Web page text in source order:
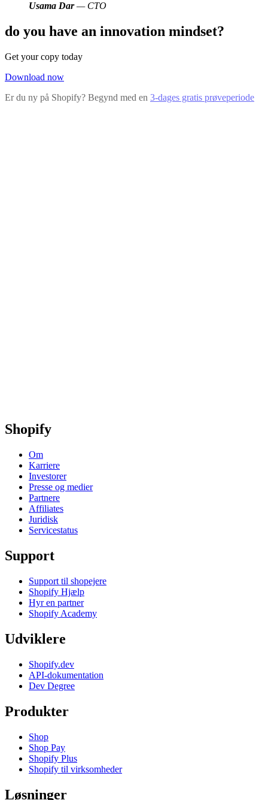
Usama Dar— CTO
do you have an innovation mindset?
Get your copy today
Download now
Er du ny på Shopify? Begynd med en 3-dages gratis prøveperiode
Shopify
Om
Karriere
Investorer
Presse og medier
Partnere
Affiliates
Juridisk
Servicestatus
Support
Support til shopejere
Shopify Hjælp
Hyr en partner
Shopify Academy
Udviklere
Shopify.dev
API-dokumentation
Dev Degree
Produkter
Shop
Shop Pay
Shopify Plus
Shopify til virksomheder
Løsninger